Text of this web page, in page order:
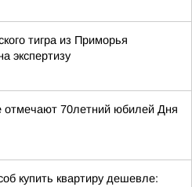
тигра из Приморья
экспертизу
отмечают 70летний юбилей Дня
купить квартиру дешевле: